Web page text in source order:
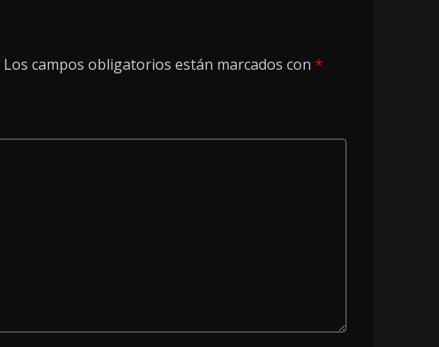
Los campos obligatorios están marcados con *